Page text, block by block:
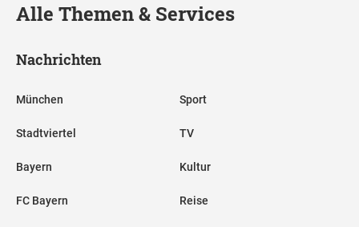
Alle Themen & Services
Nachrichten
München
Stadtviertel
Bayern
FC Bayern
Sport
TV
Kultur
Reise